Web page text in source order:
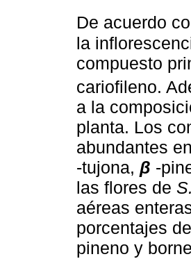
De acuerdo
la
compuesto
cariofileno.
a la
planta. Los
abundantes
-tujona, β -
las flores de
aéreas
porcentajes de
pineno y